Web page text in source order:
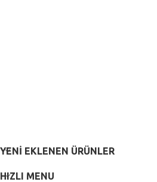
YENI EKLENEN ÜRÜNLER
HIZLI MENU